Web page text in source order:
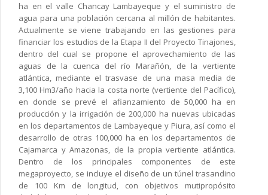
ha en el valle Chancay Lambayeque y el suministro de
agua para una población cercana al millón de habitantes.
Actualmente se viene trabajando en las gestiones para
financiar los estudios de la Etapa II del Proyecto Tinajones,
dentro del cual se propone el aprovechamiento de las
aguas de la cuenca del río Marañón, de la vertiente
atlántica, mediante el trasvase de una masa media de
3,100 Hm3/año hacia la costa norte (vertiente del Pacífico),
en donde se prevé el afianzamiento de 50,000 ha en
producción y la irrigación de 200,000 ha nuevas ubicadas
en los departamentos de Lambayeque y Piura, así como el
desarrollo de otras 100,000 ha en los departamentos de
Cajamarca y Amazonas, de la propia vertiente atlántica.
Dentro de los principales componentes de este
megaproyecto, se incluye el diseño de un túnel trasandino
de 100 Km de longitud, con objetivos mutipropósito